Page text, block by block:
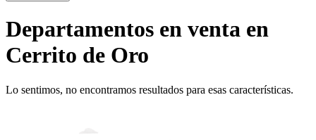
Departamentos en venta en
Cerrito de Oro
Lo sentimos, no encontramos resultados para esas características.